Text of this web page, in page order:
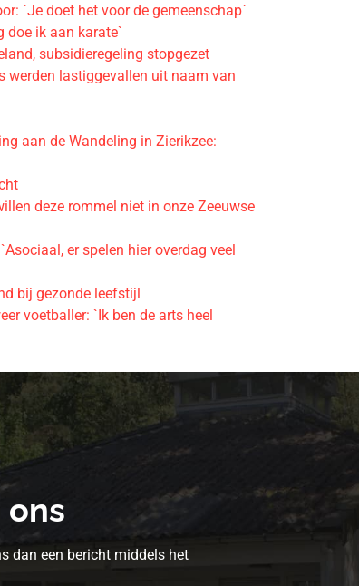
`Je doet het voor de gemeenschap`
doe ik aan karate`
subsidieregeling stopgezet
werden lastiggevallen uit naam van
aan de Wandeling in Zierikzee:
deze rommel niet in onze Zeeuwse
er spelen hier overdag veel
bij gezonde leefstijl
voetballer: `Ik ben de arts heel
ons
dan een bericht middels het